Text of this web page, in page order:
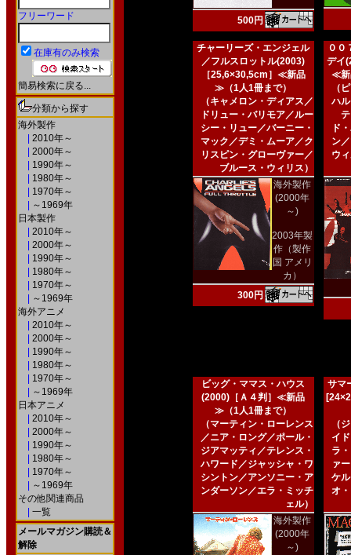
フリーワード
在庫有のみ検索
簡易検索に戻る...
分類から探す
海外製作
2010年～
2000年～
1990年～
1980年～
1970年～
～1969年
日本製作
2010年～
2000年～
1990年～
1980年～
1970年～
～1969年
海外アニメ
2010年～
2000年～
1990年～
1980年～
1970年～
～1969年
日本アニメ
2010年～
2000年～
1990年～
1980年～
1970年～
～1969年
その他関連商品
一覧
メールマガジン購読＆
解除
500円
チャーリーズ・エンジェル
／フルスロットル(2003)
［25,6×30,5cm］≪新品
≫（1人1冊まで）
（キャメロン・ディアス／
ドリュー・バリモア／ルー
シー・リュー／バーニー・
マック／デミ・ムーア／ク
リスピン・グローヴァー／
ブルース・ウィリス）
海外製作
(2000年
～)
2003年製
作（製作
国 アメリ
カ）
300円
００
デイ
≪新
（
ハ
ド
ン
ウ
ビッグ・ママス・ハウス
(2000)［Ａ４判］≪新品
≫（1人1冊まで）
（マーティン・ローレンス
／ニア・ロング／ポール・
ジアマッティ／テレンス・
ハワード／ジャッシャ・ワ
シントン／アンソニー・ア
ンダーソン／エラ・ミッチ
ェル）
海外製作
(2000年
～)
サマ
（
イ
ラ
ァ
ケ
オ